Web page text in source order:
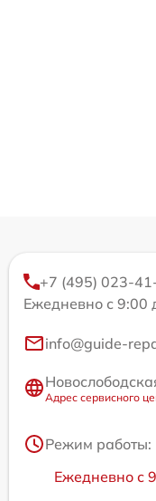
+7 (495) 023-
Ежедневно с 9:00
info@guide-
Адрес сервисного
Режим работы:
Ежедневно с